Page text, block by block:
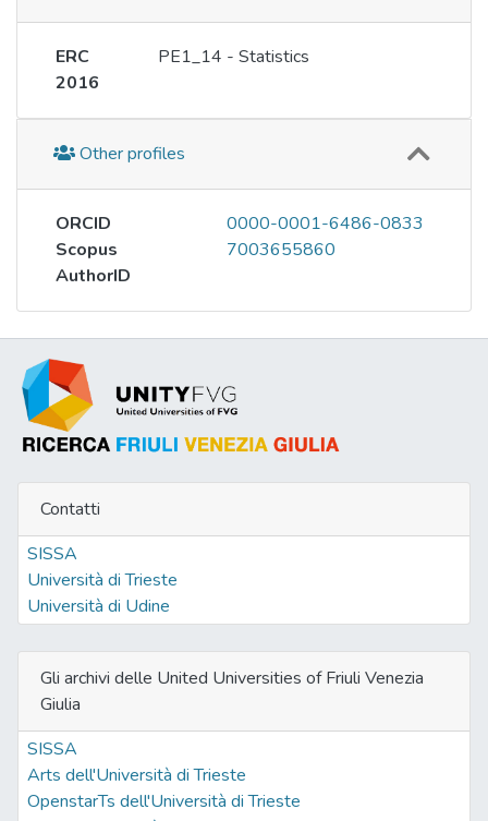
Publications
ERC
2016
PE1_14 - Statistics
Other profiles
ORCID
0000-0001-6486-0833
Scopus
AuthorID
7003655860
Contatti
SISSA
Università di Trieste
Università di Udine
Gli archivi delle United Universities of Friuli Venezia
Giulia
SISSA
Arts dell'Università di Trieste
OpenstarTs dell'Università di Trieste